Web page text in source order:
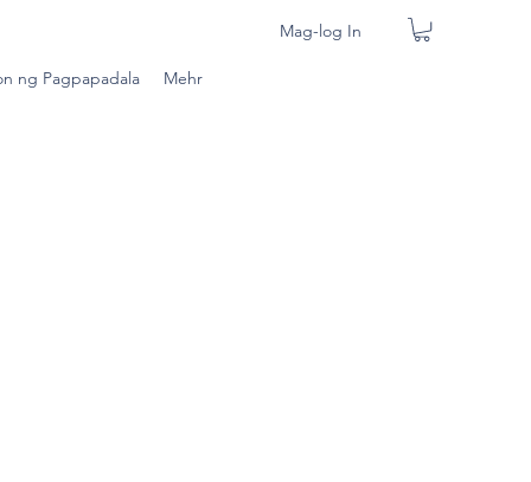
Mag-log In
ng Pagpapadala Mehr